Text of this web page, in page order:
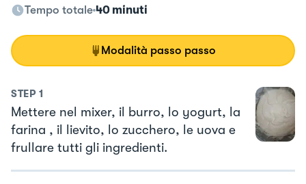
Tempo totale 40 minuti
Modalità passo passo
STEP 1
Mettere nel mixer, il burro, lo yogurt, la
farina , il lievito, lo zucchero, le uova e
frullare tutti gli ingredienti.